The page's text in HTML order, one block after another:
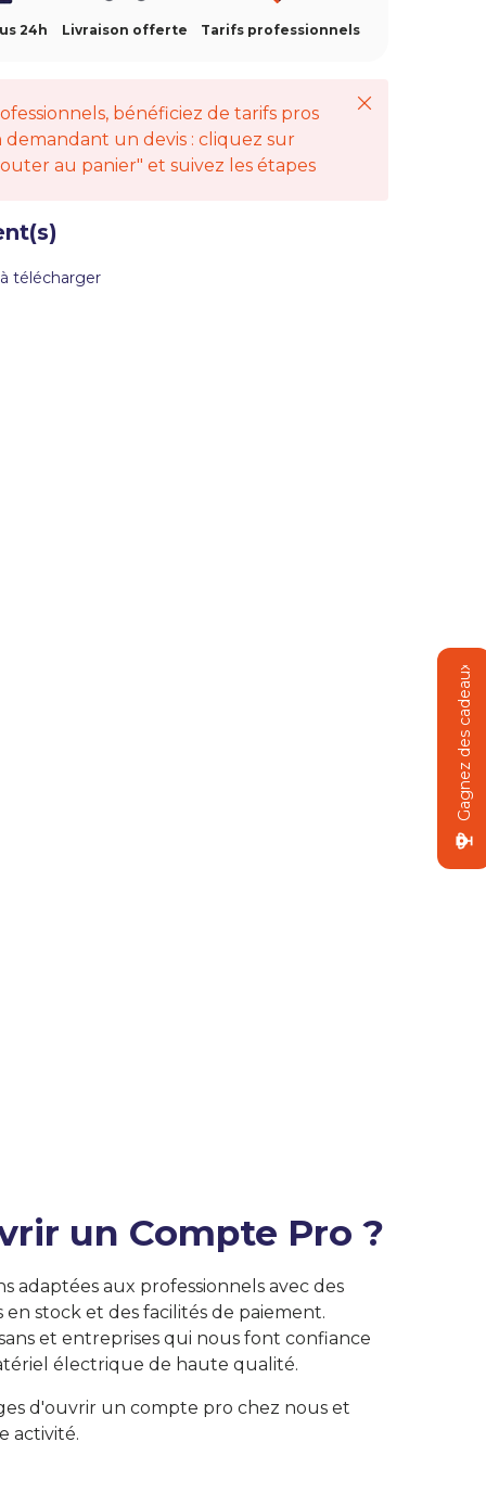
24h Livraison offerte Tarifs professionnels
bénéficiez de tarifs pros
demandant un devis : cliquez sur
au panier" et suivez les étapes
Fermer
télécharger
un Compte Pro ?
adaptées aux professionnels avec des
stock et des facilités de paiement.
et entreprises qui nous font confiance
électrique de haute qualité.
d'ouvrir un compte pro chez nous et
activité.
Gagnez des cadeaux